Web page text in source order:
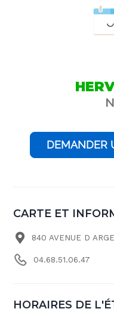
DEMANDER
CARTE ET
840 AVENUE D
04.68.51.06.47
HORAIRES DE